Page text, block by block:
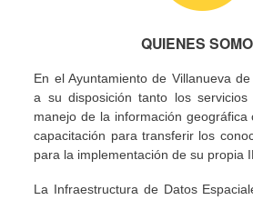
QUIENES
En el Ayuntamiento de Villanueva
a su disposición tanto los servicios
manejo de la información geográfica
capacitación para transferir los
para la implementación de su propia
La Infraestructura de Datos